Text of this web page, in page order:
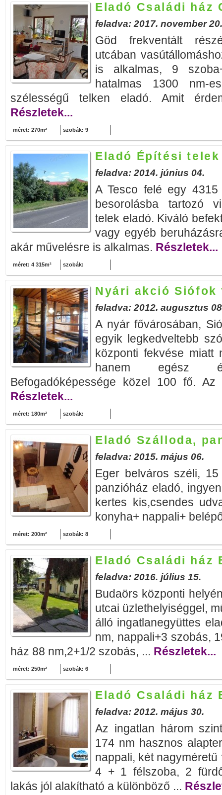
Eladó Családi ház
feladva: 2017. november 20.
Göd frekventált
utcában
is alkalmas, 9
hatalmas 1300 nm-
szélességű telken eladó. Amit
Részletek...
méret: 270m² szobák: 9
Eladó Építési
feladva: 2014. június 04.
A Tesco felé egy
besorolásba tartozó
telek eladó. Kiváló
vagy egyéb
akár művelésre is alkalmas. Részletek...
méret: 4 315m² szobák:
Nyári akció Siófok
feladva: 2012. augusztus
A nyár fővárosában,
egyik legkedveltebb
központi fekvése miatt
hanem egész
Befogadóképessége közel 100 fő.
Részletek...
méret: 180m² szobák:
Eladó Szálloda,
feladva: 2015. május 06.
Eger belváros széli,
panzióház eladó,
kertes kis,csendes
konyha+ nappali+
méret: 200m² szobák: 8
Eladó Családi ház
feladva: 2016. július 15.
Budaörs központi
utcai üzlethelyiséggel,
álló ingatlanegyüttes
nm, nappali+3 szobás,
ház 88 nm,2+1/2 szobás, ... Részletek...
méret: 250m² szobák: 6
Eladó Családi ház
feladva: 2012. május 30.
Az ingatlan három
174 nm hasznos
nappali, két
4 + 1 félszoba, 2
lakás jól alakítható a különböző ...